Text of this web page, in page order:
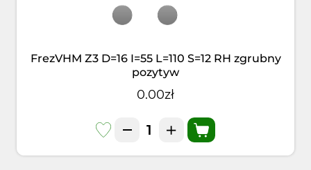
FrezVHM Z3 D=16 I=55 L=110 S=12 RH zgrubny
pozytyw
0.00zł